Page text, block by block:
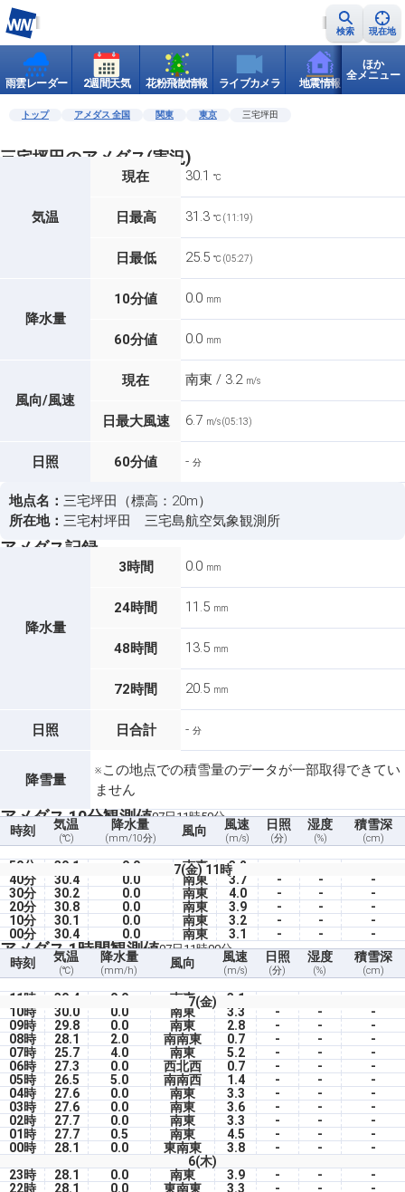
検索 現在地
雨雲レーダー 2週間天気 花粉飛散情報 ライブカメラ 地震情報 世界天
ほか
全メニュー
トップ アメダス 全国 関東 東京 三宅坪田
三宅坪田のアメダス(実況)
気温
現在 30.1 ℃
日最高 31.3 ℃ (11:19)
日最低 25.5 ℃ (05:27)
降水量
10分値 0.0 mm
60分値 0.0 mm
風向/風速
現在 南東 / 3.2 m/s
日最大風速 6.7 m/s (05:13)
日照 60分値 - 分
地点名： 三宅坪田（標高：20m）
所在地： 三宅村坪田 三宅島航空気象観測所
アメダス記録
降水量
3時間 0.0 mm
24時間 11.5 mm
48時間 13.5 mm
72時間 20.5 mm
日照 日合計 - 分
降雪量
※この地点での積雪量のデータが一部取得できてい
ません
アメダス 10分観測値07日11時50分
時刻 気温
(℃)
降水量
(mm/10分)
風向 風速
(m/s)
日照
(分)
湿度
(%)
積雪深
(cm)
7(金) 11時
50分 30.1 0.0 南東 3.2
40分
30.4 0.0 南東 3.7 - -
-
30分
30.2 0.0 南東 4.0 - -
-
20分
30.8 0.0 南東 3.9 - -
-
10分
30.1 0.0 南東 3.2 - -
-
00分
30.4 0.0 南東 3.1 - - -
アメダス 1時間観測値07日11時00分
時刻 気温
(℃)
降水量
(mm/h)
風向 風速
(m/s)
日照
(分)
湿度
(%)
積雪深
(cm)
7(金)
11時 30.4 0.0 南東 3.1
10時
30.0 0.0 南東 3.3 - -
-
09時
29.8 0.0 南東 2.8 - -
-
08時
28.1 2.0 南南東 0.7 - -
-
07時
25.7 4.0 南東 5.2 - -
-
06時
27.3 0.0 西北西 0.7 - -
-
05時
26.5 5.0 南南西 1.4 - -
-
04時
27.6 0.0 南東 3.3 - -
-
03時
27.6 0.0 南東 3.6 - -
-
02時
27.7 0.0 南東 3.3 - -
-
01時
27.7 0.5 南東 4.5 - -
-
00時
28.1 0.0 東南東 3.8 - -
-
6(木)
23時
28.1 0.0 南東 3.9 - -
-
22時
28.1 0.0 東南東 3.3 - -
-